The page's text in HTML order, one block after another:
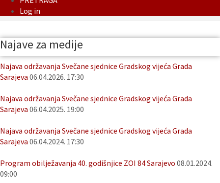
Log in
Najave za medije
Najava održavanja Svečane sjednice Gradskog vijeća Grada
Sarajeva 06.04.2026. 17:30
Najava održavanja Svečane sjednice Gradskog vijeća Grada
Sarajeva 06.04.2025. 19:00
Najava održavanja Svečane sjednice Gradskog vijeća Grada
Sarajeva 06.04.2024. 17:30
Program obilježavanja 40. godišnjice ZOI 84 Sarajevo 08.01.2024.
09:00